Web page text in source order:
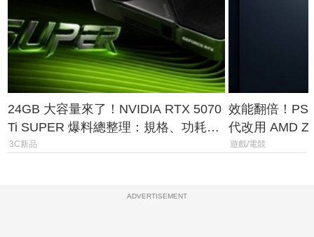
24GB 大容量來了！NVIDIA RTX 5070
Ti SUPER 爆料總整理：規格、功耗、
上市時間
3C新品
效能翻倍！
代改用 AMD
120fps 與全光
遊戲/電競
ADVERTISEMENT